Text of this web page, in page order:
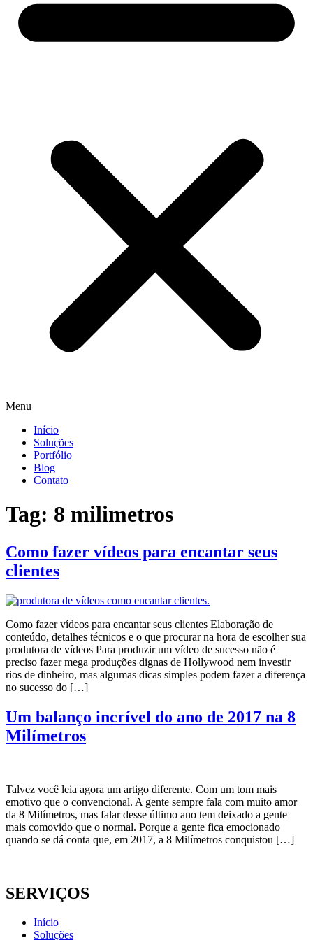
Menu
Início
Soluções
Portfólio
Blog
Contato
Tag: 8 milimetros
Como fazer vídeos para encantar seus
clientes
Como fazer vídeos para encantar seus clientes Elaboração de
conteúdo, detalhes técnicos e o que procurar na hora de escolher sua
produtora de vídeos Para produzir um vídeo de sucesso não é
preciso fazer mega produções dignas de Hollywood nem investir
rios de dinheiro, mas algumas dicas simples podem fazer a diferença
no sucesso do […]
Um balanço incrível do ano de 2017 na 8
Milímetros
Talvez você leia agora um artigo diferente. Com um tom mais
emotivo que o convencional. A gente sempre fala com muito amor
da 8 Milímetros, mas falar desse último ano tem deixado a gente
mais comovido que o normal. Porque a gente fica emocionado
quando se dá conta que, em 2017, a 8 Milímetros conquistou […]
SERVIÇOS
Início
Soluções